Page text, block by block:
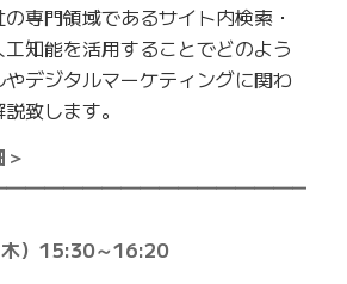
専門領域であるサイト内検索・
知能を活用することでどのよう
デジタルマーケティングに関わ
致します。
）15:30～16:20